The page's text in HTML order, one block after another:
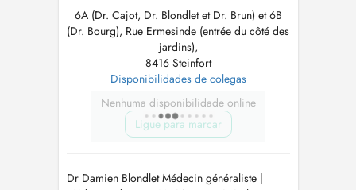
6A (Dr. Cajot, Dr. Blondlet et Dr. Brun) et 6B
(Dr. Bourg), Rue Ermesinde (entrée du côté des
jardins),
8416 Steinfort
Disponibilidades de colegas
Nenhuma disponibilidade online
Ligue para marcar
Dr Damien Blondlet Médecin généraliste |